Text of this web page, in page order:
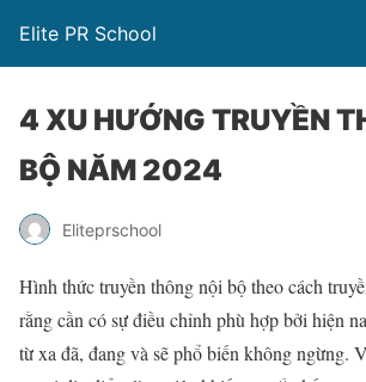
Elite PR School
4 XU HƯỚNG TRUYỀN
BỘ NĂM 2024
Eliteprschool
Hình thức truyền thông nội bộ theo cách
rằng cần có sự điều chỉnh phù hợp bởi hiện
từ xa đã, đang và sẽ phổ biến không ngừng.